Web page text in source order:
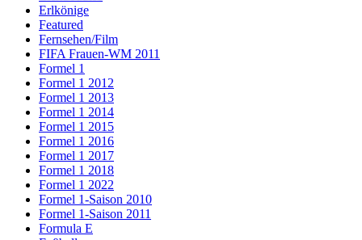
Erlkönige
Featured
Fernsehen/Film
FIFA Frauen-WM 2011
Formel 1
Formel 1 2012
Formel 1 2013
Formel 1 2014
Formel 1 2015
Formel 1 2016
Formel 1 2017
Formel 1 2018
Formel 1 2022
Formel 1-Saison 2010
Formel 1-Saison 2011
Formula E